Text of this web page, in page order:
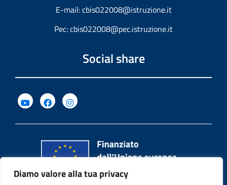
Diamo valore alla tua privacy
E-mail:cbis022008@istruzione.it
Pec:cbis022008@pec.istruzione.it
Social share